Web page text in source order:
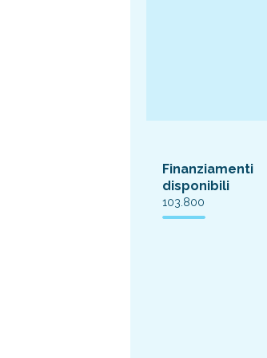
Finanziamenti
disponibili
103.800